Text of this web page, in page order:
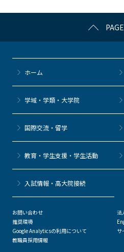
c
e
b
o
o
k
itt
er
c
k
et
e
n
a
e
ホーム
学域・学類・大学院
国際交流・留学
教育・学生支援・学生活動
⼊試情報・高大院接続
お問い合わせ
推奨環境
Google Analyticsの利用について
教職員採用情報
法
サ